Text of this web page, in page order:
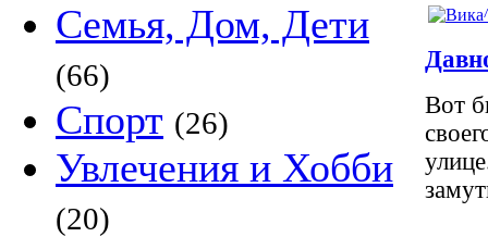
Семья, Дом, Дети
(66)
Спорт (26)
Увлечения и Хобби
(20)
Вот